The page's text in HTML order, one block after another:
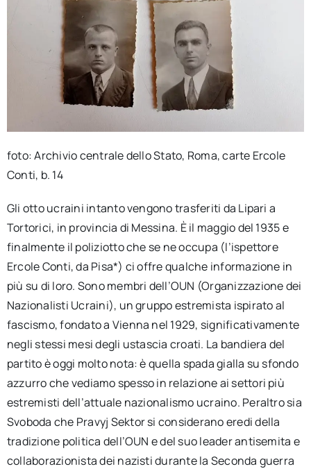
foto: Archivio centrale dello Stato, Roma, carte Ercole
Conti, b. 14
Gli otto ucraini intanto vengono trasferiti da Lipari a
Tortorici, in provincia di Messina. È il maggio del 1935 e
finalmente il poliziotto che se ne occupa (l’ispettore
Ercole Conti, da Pisa*) ci offre qualche informazione in
più su di loro. Sono membri dell’OUN (Organizzazione dei
Nazionalisti Ucraini), un gruppo estremista ispirato al
fascismo, fondato a Vienna nel 1929, significativamente
negli stessi mesi degli ustascia croati. La bandiera del
partito è oggi molto nota: è quella spada gialla su sfondo
azzurro che vediamo spesso in relazione ai settori più
estremisti dell’attuale nazionalismo ucraino. Peraltro sia
Svoboda che Pravyj Sektor si considerano eredi della
tradizione politica dell’OUN e del suo leader antisemita e
collaborazionista dei nazisti durante la Seconda guerra